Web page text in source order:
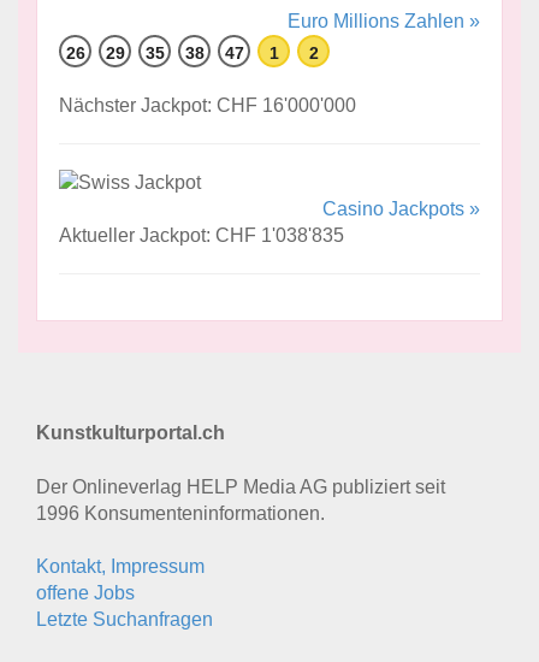
Euro Millions Zahlen »
26 29 35 38 47 1 2
Nächster Jackpot: CHF 16'000'000
Casino Jackpots »
Aktueller Jackpot: CHF 1'038'835
Kunstkulturportal.ch
Der Onlineverlag HELP Media AG publiziert seit
1996 Konsumenten­informationen.
Kontakt, Impressum
offene Jobs
Letzte Suchanfragen